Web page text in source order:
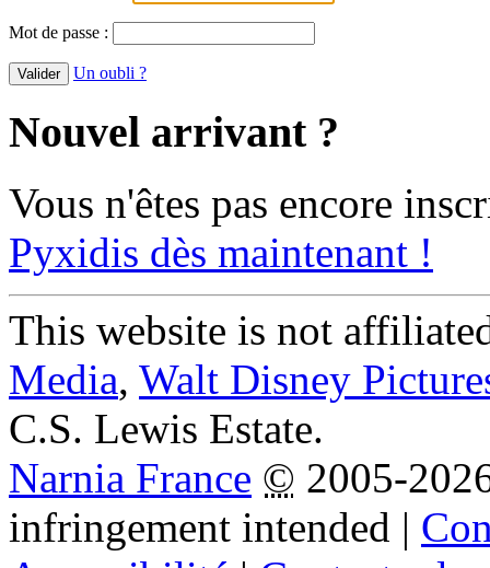
Mot de passe :
Un oubli ?
Nouvel arrivant ?
Vous n'êtes pas encore
Pyxidis dès maintenant !
This website is not
Media, Walt Disney
C.S. Lewis Estate.
Narnia France © 2005-
infringement intended |